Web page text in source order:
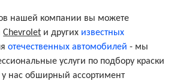
WA9781
WA9902
нашей компании вы можете
Chevrolet и других известных
отечественных автомобилей - мы
услуги по подбору краски
у нас обширный ассортимент